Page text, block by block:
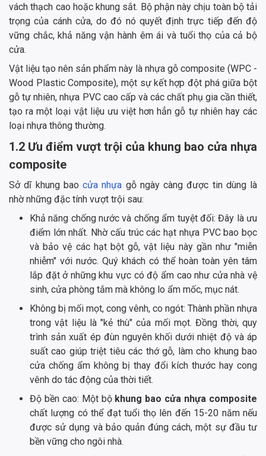
vách thạch cao hoặc khung sắt. Bộ phận này chịu toàn bộ tải
trọng của cánh cửa, do đó nó quyết định trực tiếp đến độ
vững chắc, khả năng vận hành êm ái và tuổi thọ của cả bộ
cửa.
Vật liệu tạo nên sản phẩm này là nhựa gỗ composite (WPC -
Wood Plastic Composite), một sự kết hợp đột phá giữa bột
gỗ tự nhiên, nhựa PVC cao cấp và các chất phụ gia cần thiết,
tạo ra một loại vật liệu ưu việt hơn hẳn gỗ tự nhiên hay các
loại nhựa thông thường.
1.2 Ưu điểm vượt trội của khung bao cửa nhựa
composite
Sở dĩ khung bao cửa nhựa gỗ ngày càng được tin dùng là
nhờ những đặc tính vượt trội sau:
Khả năng chống nước và chống ẩm tuyệt đối: Đây là ưu
điểm lớn nhất. Nhờ cấu trúc các hạt nhựa PVC bao bọc
và bảo vệ các hạt bột gỗ, vật liệu này gần như "miễn
nhiễm" với nước. Quý khách có thể hoàn toàn yên tâm
lắp đặt ở những khu vực có độ ẩm cao như cửa nhà vệ
sinh, cửa phòng tắm mà không lo ẩm mốc, mục nát.
Không bị mối mọt, cong vênh, co ngót: Thành phần nhựa
trong vật liệu là "kẻ thù" của mối mọt. Đồng thời, quy
trình sản xuất ép đùn nguyên khối dưới nhiệt độ và áp
suất cao giúp triệt tiêu các thớ gỗ, làm cho khung bao
cửa chống ẩm không bị thay đổi kích thước hay cong
vênh do tác động của thời tiết.
Độ bền cao: Một bộ khung bao cửa nhựa composite
chất lượng có thể đạt tuổi thọ lên đến 15-20 năm nếu
được sử dụng và bảo quản đúng cách, một sự đầu tư
bền vững cho ngôi nhà.